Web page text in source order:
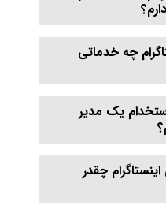
چه خدماتی
یک مدیر
چقدر